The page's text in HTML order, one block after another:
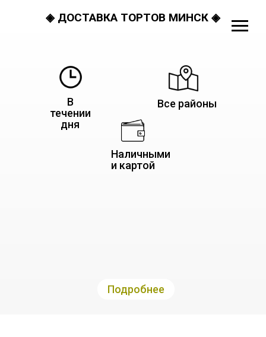
◈ ДОСТАВКА ТОРТОВ МИНСК ◈
В
течении
дня
Все районы
Наличными
и картой
Подробнее